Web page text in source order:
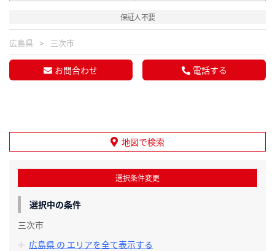
保証人不要
広島県 三次市
お問合わせ 電話する
地図で検索
選択条件変更
選択中の条件
三次市
広島県 の エリアを全て表示する